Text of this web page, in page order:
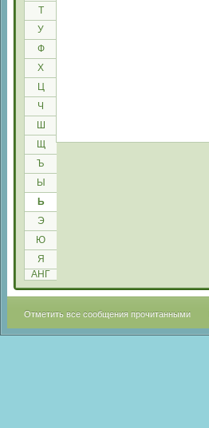
Т
У
Ф
Х
Ц
Ч
Ш
Щ
Ъ
Ы
Ь
Э
Ю
Я
АНГ
Отметить все сообщения прочитанными